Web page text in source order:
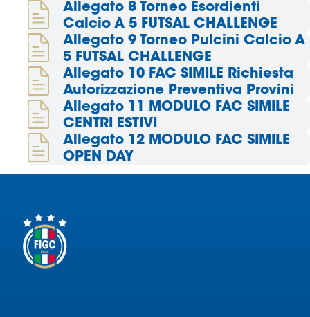
Social media
Allegato 8 Torneo Esordienti
Calcio A 5 FUTSAL CHALLENGE
Allegato 9 Torneo Pulcini Calcio A
5 FUTSAL CHALLENGE
Allegato 10 FAC SIMILE Richiesta
Autorizzazione Preventiva Provini
Allegato 11 MODULO FAC SIMILE
CENTRI ESTIVI
Allegato 12 MODULO FAC SIMILE
OPEN DAY